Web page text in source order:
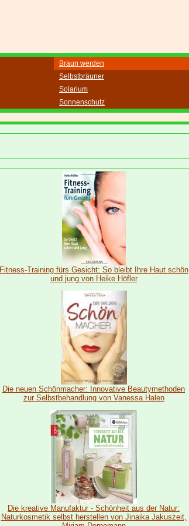
Braun werden
Selbstbräuner
Solarium
Sonnenschutz
Fitness-Training fürs Gesicht: So bleibt Ihre Haut schön
und jung von Heike Höfler
Die neuen Schönmacher: Innovative Beautymethoden
zur Selbstbehandlung von Vanessa Halen
Die kreative Manufaktur - Schönheit aus der Natur:
Naturkosmetik selbst herstellen von Jinaika Jakuszeit,